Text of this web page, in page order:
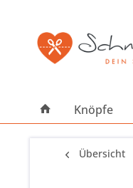
Knöpfe
Übersicht